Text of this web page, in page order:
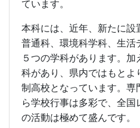
ています。
本科には、近年、新たに設
普通科、環境科学科、生活
５つの学科があります。
科があり、県内ではもとよ
制高校となっています。専
ら学校行事は多彩で、全
の活動は極めて盛んです。